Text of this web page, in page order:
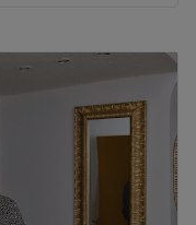
08:30
08:30–18:00
08:30 18:00
08:00–
12:00
Geschlossen